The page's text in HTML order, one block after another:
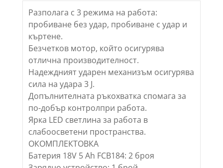
Разполага с 3 режима на работа:
пробиване без удар, пробиване с удар и
къртене.
Безчетков мотор, който осигурява
отлична производителност.
Надеждният ударен механизъм осигурява
сила на удара 3 J.
Допълнителната ръкохватка спомага за
по-добър контролпри работа.
Ярка LED светлина за работа в
слабоосветени пространства.
ОКОМПЛЕКТОВКА
Батерия 18V 5 Ah FCB184: 2 броя